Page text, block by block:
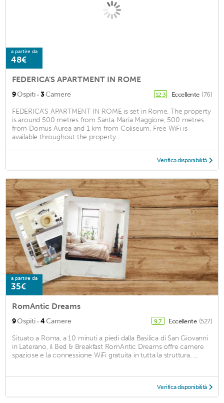
a partire da
48€
FEDERICA'S APARTMENT IN ROME
9Ospiti · 3Camere 12,3 Eccellente (76)
FEDERICA'S APARTMENT IN ROME is set in Rome. The property
is around 500 metres from Santa Maria Maggiore, 500 metres
from Domus Aurea and 1 km from Coliseum. Free WiFi is
available throughout the property ...
Verifica disponibilità
a partire da
35€
RomAntic Dreams
9Ospiti · 4Camere 9,7 Eccellente (527)
Situato a Roma, a 10 minuti a piedi dalla Basilica di San Giovanni
in Laterano, il Bed & Breakfast RomAntic Dreams offre camere
spaziose e la connessione WiFi gratuita in tutta la struttura. ...
Verifica disponibilità